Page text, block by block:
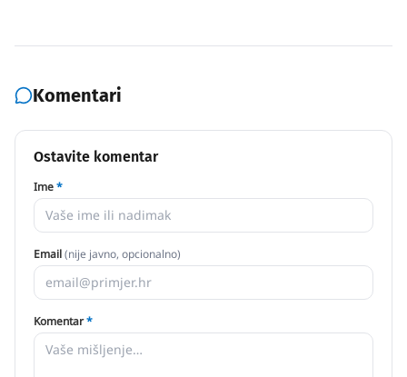
Komentari
Ostavite komentar
Ime*
Email(nije javno, opcionalno)
Komentar*